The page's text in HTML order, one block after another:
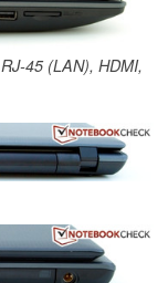
45 (LAN), HDMI,